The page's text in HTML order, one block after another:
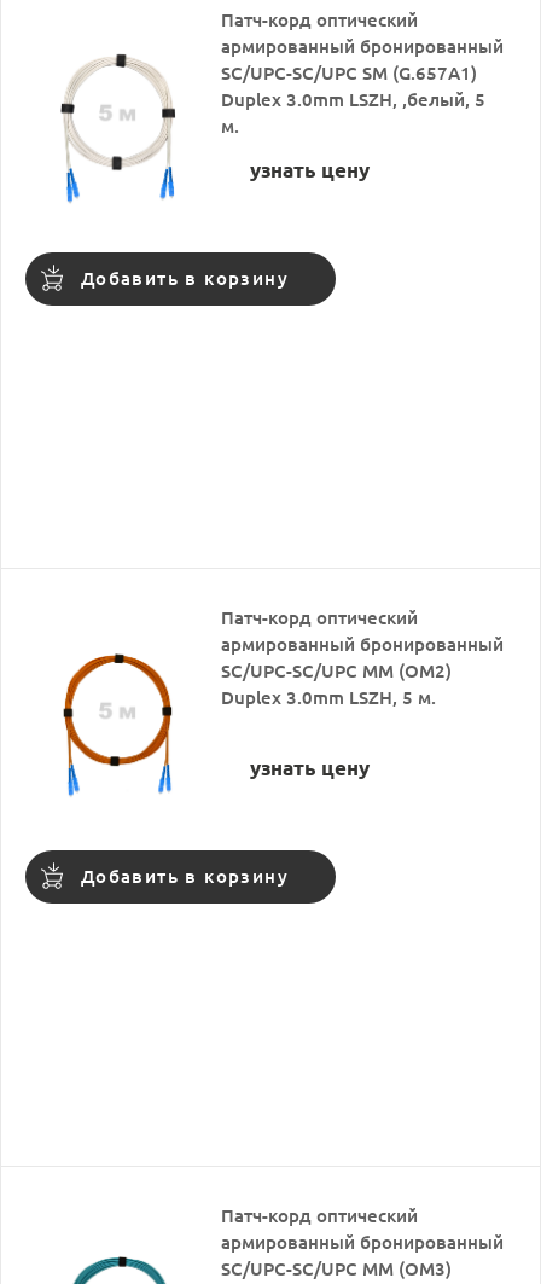
Патч-корд оптический
армированный бронированный
SC/UPC-SC/UPC SM (G.657A1)
Duplex 3.0mm LSZH, ,белый, 5
м.
узнать цену
Добавить в корзину
Патч-корд оптический
армированный бронированный
SC/UPC-SC/UPC MM (OM2)
Duplex 3.0mm LSZH, 5 м.
узнать цену
Добавить в корзину
Патч-корд оптический
армированный бронированный
SC/UPC-SC/UPC MM (OM3)